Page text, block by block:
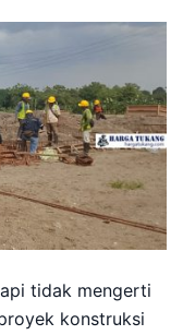
tidak mengerti
konstruksi